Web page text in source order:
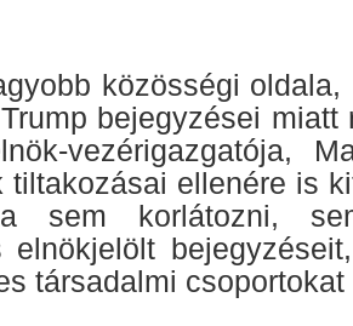
közösségi
bejegyzései miatt
vezérigazgatója,
tiltakozásai ellenére is
sem korlátozni,
elnökjelölt
társadalmi